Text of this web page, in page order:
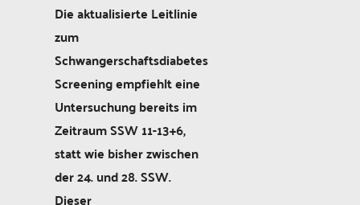
Die aktualisierte Leitlinie
zum
Schwangerschaftsdiabetes
Screening empfiehlt eine
Untersuchung bereits im
Zeitraum SSW 11-13+6,
statt wie bisher zwischen
der 24. und 28. SSW.
Dieser